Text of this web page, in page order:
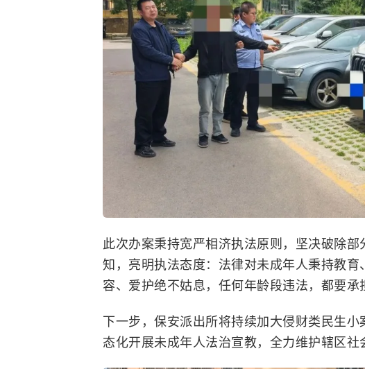
此次办案秉持宽严相济执法原则，坚决破除部
知，亮明执法态度：法律对未成年人秉持教
容、爱护绝不姑息，任何年龄段违法，都要承
下一步，保安派出所将持续加大侵财类民生
态化开展未成年人法治宣教，全力维护辖区社